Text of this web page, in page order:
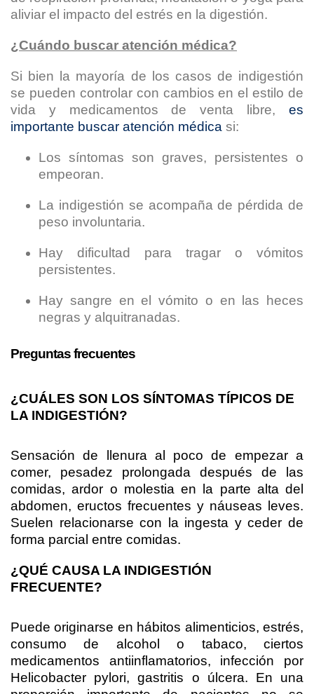
aliviar el impacto del estrés en la digestión.
¿Cuándo buscar atención médica?
Si bien la mayoría de los casos de indigestión
se pueden controlar con cambios en el estilo de
vida y medicamentos de venta libre, es
importante buscar atención médica si:
Los síntomas son graves, persistentes o
empeoran.
La indigestión se acompaña de pérdida de
peso involuntaria.
Hay dificultad para tragar o vómitos
persistentes.
Hay sangre en el vómito o en las heces
negras y alquitranadas.
Preguntas frecuentes
¿CUÁLES SON LOS SÍNTOMAS TÍPICOS DE
LA INDIGESTIÓN?
Sensación de llenura al poco de empezar a
comer, pesadez prolongada después de las
comidas, ardor o molestia en la parte alta del
abdomen, eructos frecuentes y náuseas leves.
Suelen relacionarse con la ingesta y ceder de
forma parcial entre comidas.
¿QUÉ CAUSA LA INDIGESTIÓN
FRECUENTE?
Puede originarse en hábitos alimenticios, estrés,
consumo de alcohol o tabaco, ciertos
medicamentos antiinflamatorios, infección por
Helicobacter pylori, gastritis o úlcera. En una